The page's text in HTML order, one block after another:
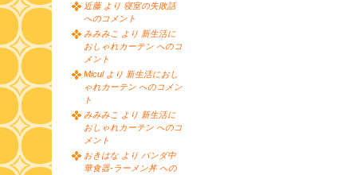
近藤 より 寝室の失敗話
へのコメント
みみみこ より 新生活に
おしゃれカーテン へのコ
メント
Micul より 新生活におし
ゃれカーテン へのコメン
ト
みみみこ より 新生活に
おしゃれカーテン へのコ
メント
おきはな より パンダ中
華食器-ラーメン丼 への